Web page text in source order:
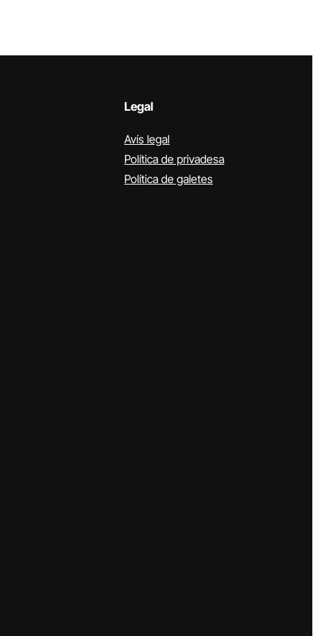
Legal
Avís legal
Política de privadesa
Política de galetes